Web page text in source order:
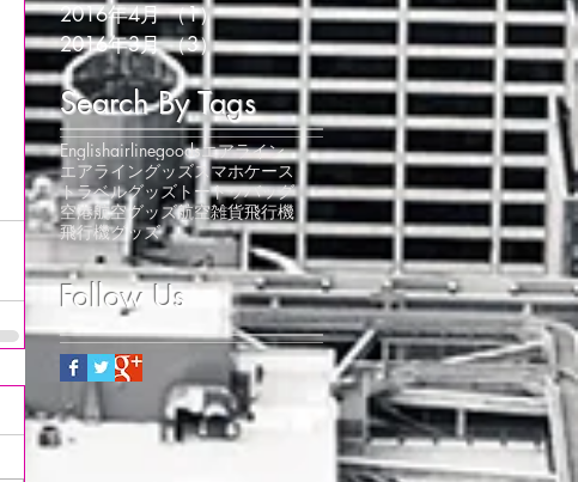
2016年4月 （1）1件の記事
2016年3月 （3）3件の記事
Search By Tags
Englishairlinegoodsエアライン
エアライングッズスマホケース
トラベルグッズ トートッバッグ
空港航空グッズ航空雑貨飛行機
飛行機グッズ
Follow Us